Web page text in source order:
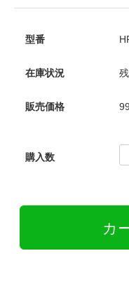
型番
在庫状況
販売価格
購入数